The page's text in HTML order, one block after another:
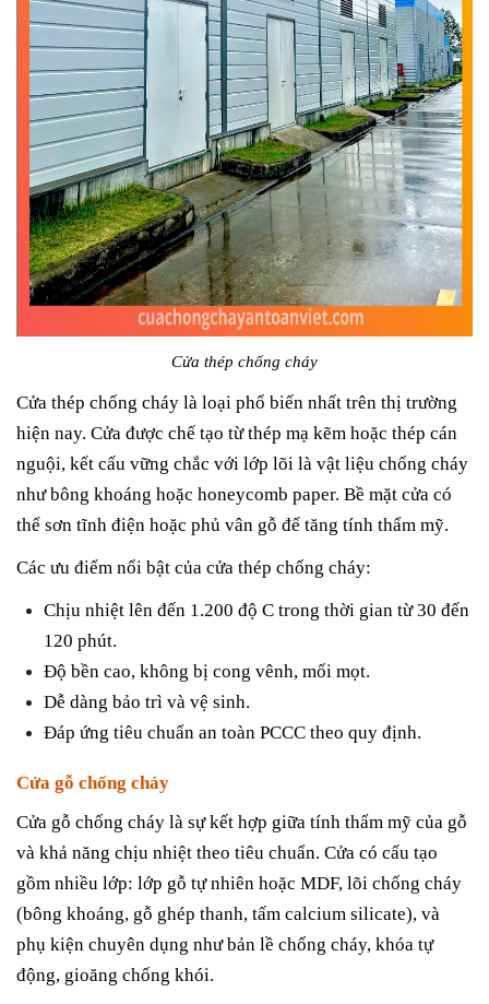
Cửa thép chống cháy
Cửa thép chống cháy là loại phổ biến nhất trên thị trường
hiện nay. Cửa được chế tạo từ thép mạ kẽm hoặc thép cán
nguội, kết cấu vững chắc với lớp lõi là vật liệu chống cháy
như bông khoáng hoặc honeycomb paper. Bề mặt cửa có
thể sơn tĩnh điện hoặc phủ vân gỗ để tăng tính thẩm mỹ.
Các ưu điểm nổi bật của cửa thép chống cháy:
Chịu nhiệt lên đến 1.200 độ C trong thời gian từ 30 đến
120 phút.
Độ bền cao, không bị cong vênh, mối mọt.
Dễ dàng bảo trì và vệ sinh.
Đáp ứng tiêu chuẩn an toàn PCCC theo quy định.
Cửa gỗ chống cháy
Cửa gỗ chống cháy là sự kết hợp giữa tính thẩm mỹ của gỗ
và khả năng chịu nhiệt theo tiêu chuẩn. Cửa có cấu tạo
gồm nhiều lớp: lớp gỗ tự nhiên hoặc MDF, lõi chống cháy
(bông khoáng, gỗ ghép thanh, tấm calcium silicate), và
phụ kiện chuyên dụng như bản lề chống cháy, khóa tự
động, gioăng chống khói.